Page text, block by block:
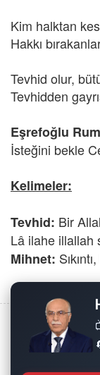
Kim halktan
Hakkı
Tevhid olur,
Tevhidden
Eşrefoğlu
İsteğini bekle
Kelimeler:
Tevhid: Bir
Lâ ilahe illallah
Mihnet: